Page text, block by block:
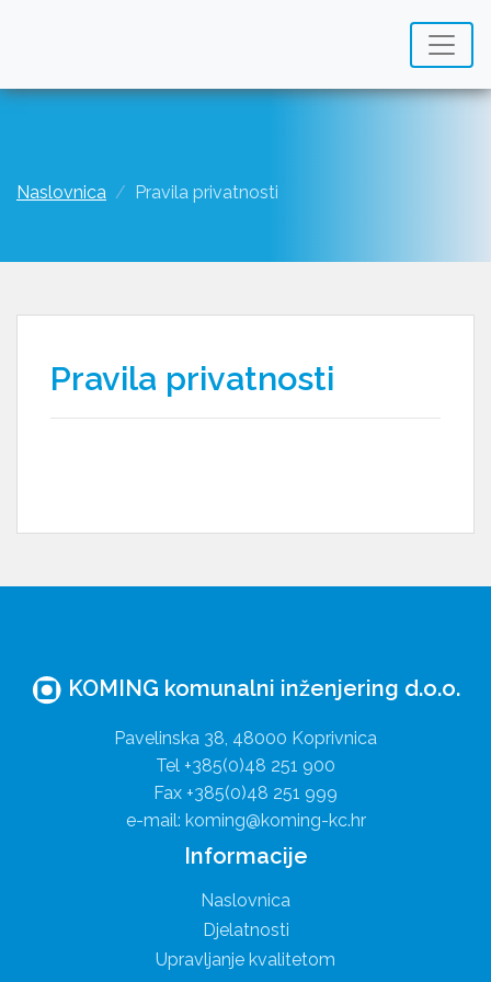
Naslovnica Pravila privatnosti
Pravila privatnosti
KOMING komunalni inženjering d.o.o.
Pavelinska 38, 48000 Koprivnica
Tel +385(0)48 251 900
Fax +385(0)48 251 999
e-mail: koming@koming-kc.hr
Informacije
Naslovnica
Djelatnosti
Upravljanje kvalitetom